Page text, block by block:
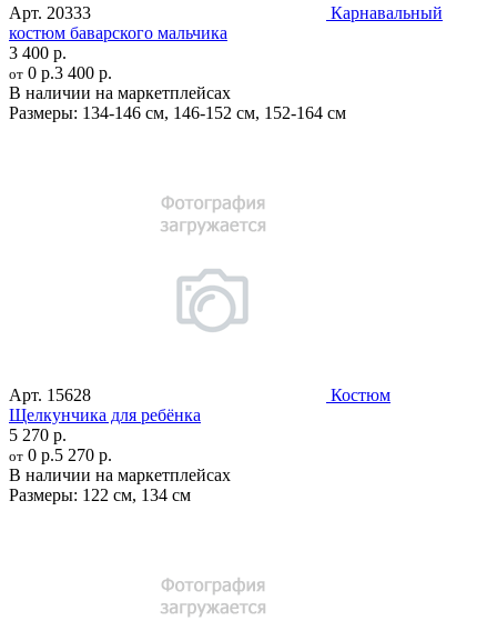
Арт. 20333
Карнавальный
костюм баварского мальчика
3 400 р.
от 0 р.3 400 р.
В наличии на маркетплейсах
Размеры: 134-146 см, 146-152 см, 152-164 см
Арт. 15628
Костюм
Щелкунчика для ребёнка
5 270 р.
от 0 р.5 270 р.
В наличии на маркетплейсах
Размеры: 122 см, 134 см